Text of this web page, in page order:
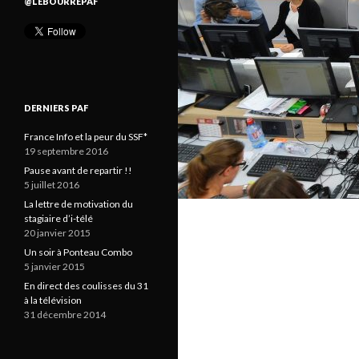
DERNIERS PAF
France Info et la peur du SSF*
19 septembre 2016
Pause avant de repartir !!
5 juillet 2016
La lettre de motivation du
stagiaire d’i-télé
20 janvier 2015
Un soir à Ponteau Combo
5 janvier 2015
En direct des coulisses du 31
à la télévision
31 décembre 2014